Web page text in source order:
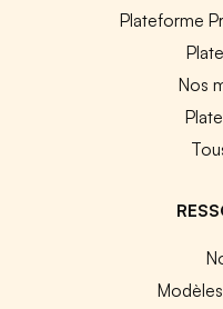
Plateforme
Nos